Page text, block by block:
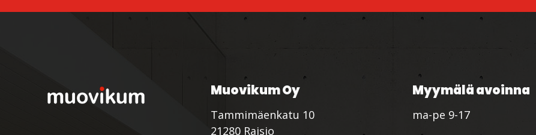
Muovikum Oy
Tammimäenkatu 10
21280 Raisio
Myymälä avoinna
ma-pe 9-17